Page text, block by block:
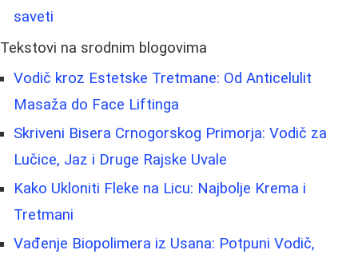
saveti
Tekstovi na srodnim blogovima
Vodič kroz Estetske Tretmane: Od Anticelulit
Masaža do Face Liftinga
Skriveni Bisera Crnogorskog Primorja: Vodič za
Lučice, Jaz i Druge Rajske Uvale
Kako Ukloniti Fleke na Licu: Najbolje Krema i
Tretmani
Vađenje Biopolimera iz Usana: Potpuni Vodič,